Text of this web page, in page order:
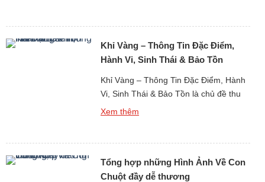
dưới đáy biển, sao biển không chỉ thu
hút […]
Khỉ Vàng – Thông Tin Đặc Điểm,
Hành Vi, Sinh Thái & Bảo Tồn
Khỉ Vàng – Thông Tin Đặc Điểm, Hành
Vi, Sinh Thái & Bảo Tồn là chủ đề thu
hút sự quan tâm lớn khi nghiên cứu về
chỉ một […]
Xem thêm
Tổng hợp những Hình Ảnh Về Con
Chuột đầy dễ thương